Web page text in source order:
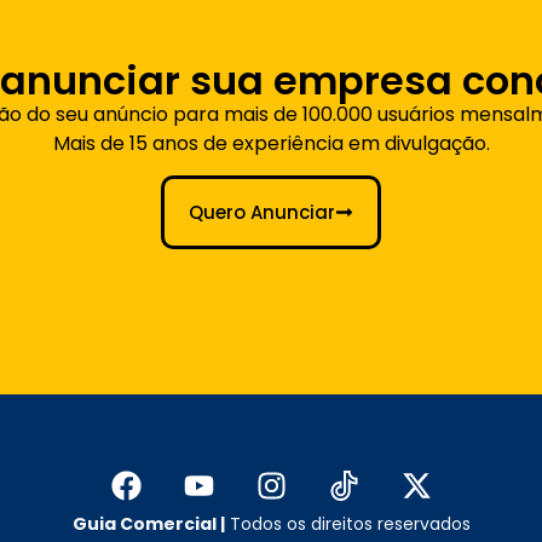
sua empresa
do seu anúncio para mais de 100.000 usuários
Mais de 15 anos de experiência em divulgação.
Quero Anunciar
Guia Comercial |Todos os direitos reservados